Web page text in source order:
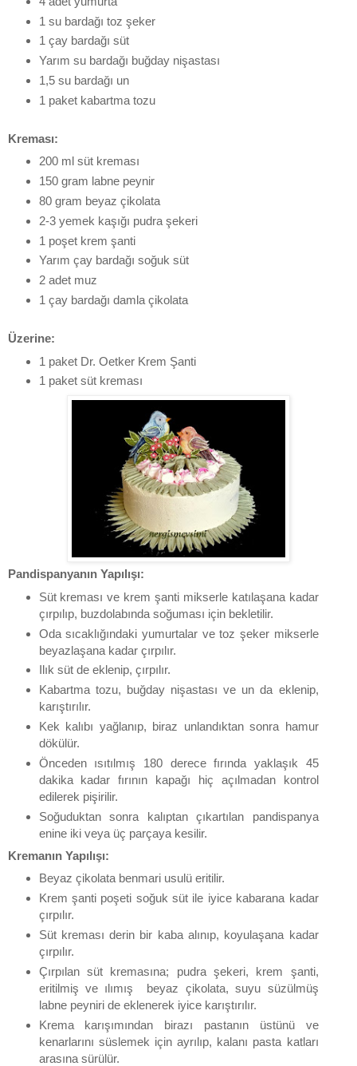
1 su bardağı toz şeker
1 çay bardağı süt
Yarım su bardağı buğday nişastası
1,5 su bardağı un
1 paket kabartma tozu
Kreması:
200 ml süt kreması
150 gram labne peynir
80 gram beyaz çikolata
2-3 yemek kaşığı pudra şekeri
1 poşet krem şanti
Yarım çay bardağı soğuk süt
2 adet muz
1 çay bardağı damla çikolata
Üzerine:
1 paket Dr. Oetker Krem Şanti
1 paket süt kreması
Pandispanyanın Yapılışı:
Süt kreması ve krem şanti mikserle katılaşana kadar
çırpılıp, buzdolabında soğuması için bekletilir.
Oda sıcaklığındaki yumurtalar ve toz şeker mikserle
beyazlaşana kadar çırpılır.
Ilık süt de eklenip, çırpılır.
Kabartma tozu, buğday nişastası ve un da eklenip,
karıştırılır.
Kek kalıbı yağlanıp, biraz unlandıktan sonra hamur
dökülür.
Önceden ısıtılmış 180 derece fırında yaklaşık 45
dakika kadar fırının kapağı hiç açılmadan kontrol
edilerek pişirilir.
Soğuduktan sonra kalıptan çıkartılan pandispanya
enine iki veya üç parçaya kesilir.
Kremanın Yapılışı:
Beyaz çikolata benmari usulü eritilir.
Krem şanti poşeti soğuk süt ile iyice kabarana kadar
çırpılır.
Süt kreması derin bir kaba alınıp, koyulaşana kadar
çırpılır.
Çırpılan süt kremasına; pudra şekeri, krem şanti,
eritilmiş ve ılımış beyaz çikolata, suyu süzülmüş
labne peyniri de eklenerek iyice karıştırılır.
Krema karışımından birazı pastanın üstünü ve
kenarlarını süslemek için ayrılıp, kalanı pasta katları
arasına sürülür.